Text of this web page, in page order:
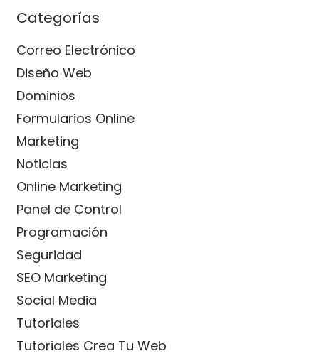
Categorías
Correo Electrónico
Diseño Web
Dominios
Formularios Online
Marketing
Noticias
Online Marketing
Panel de Control
Programación
Seguridad
SEO Marketing
Social Media
Tutoriales
Tutoriales Crea Tu Web